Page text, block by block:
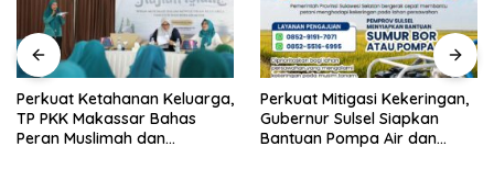
Perkuat Ketahanan Keluarga,
TP PKK Makassar Bahas
Peran Muslimah dan
Perkuat Mitigasi Kekeringan,
Gubernur Sulsel Siapkan
Bantuan Pompa Air dan